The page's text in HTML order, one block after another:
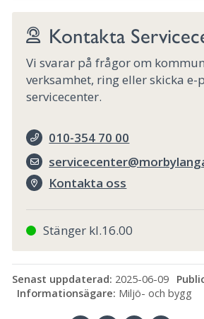
Kontakta
Vi svarar på frågor om
verksamhet, ring eller skicka e-
servicecenter.
010-354 70 00
Kontakta oss
Stänger kl.16.00
Senast uppdaterad: 2025-06-09
Informationsägare: Miljö- och bygg